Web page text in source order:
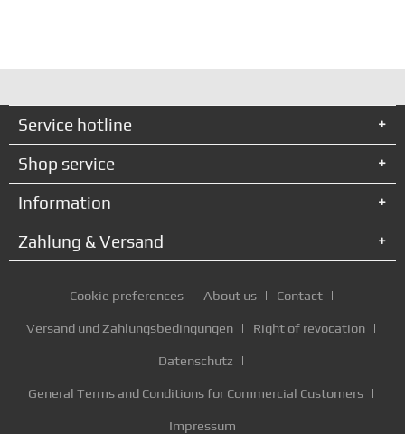
Service hotline
Shop service
Information
Zahlung & Versand
Cookie preferences About us Contact
Versand und Zahlungsbedingungen Right of revocation
Datenschutz
General Terms and Conditions for Commercial Customers
Impressum